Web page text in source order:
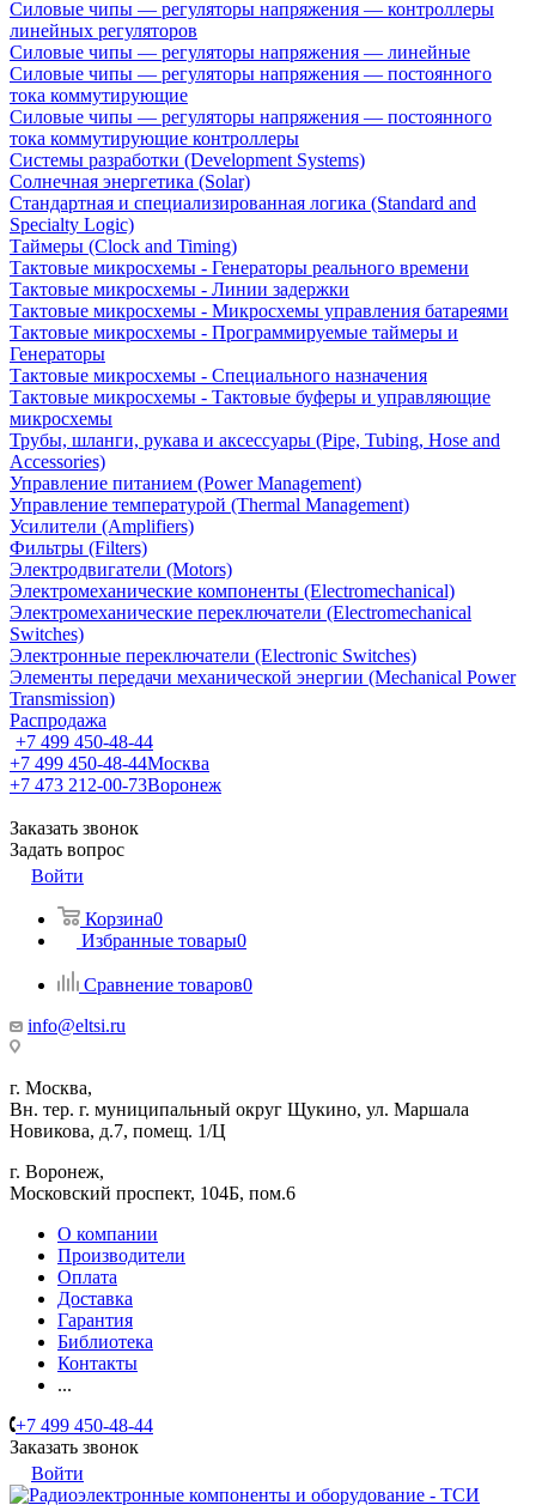
Силовые чипы — регуляторы напряжения — контроллеры
линейных регуляторов
Силовые чипы — регуляторы напряжения — линейные
Силовые чипы — регуляторы напряжения — постоянного
тока коммутирующие
Силовые чипы — регуляторы напряжения — постоянного
тока коммутирующие контроллеры
Системы разработки (Development Systems)
Солнечная энергетика (Solar)
Стандартная и специализированная логика (Standard and
Specialty Logic)
Таймеры (Clock and Timing)
Тактовые микросхемы - Генераторы реального времени
Тактовые микросхемы - Линии задержки
Тактовые микросхемы - Микросхемы управления батареями
Тактовые микросхемы - Программируемые таймеры и
Генераторы
Тактовые микросхемы - Специального назначения
Тактовые микросхемы - Тактовые буферы и управляющие
микросхемы
Трубы, шланги, рукава и аксессуары (Pipe, Tubing, Hose and
Accessories)
Управление питанием (Power Management)
Управление температурой (Thermal Management)
Усилители (Amplifiers)
Фильтры (Filters)
Электродвигатели (Motors)
Электромеханические компоненты (Electromechanical)
Электромеханические переключатели (Electromechanical
Switches)
Электронные переключатели (Electronic Switches)
Элементы передачи механической энергии (Mechanical Power
Transmission)
Распродажа
+7 499 450-48-44
+7 499 450-48-44Москва
+7 473 212-00-73Воронеж
Заказать звонок
Задать вопрос
Войти
Корзина0
Избранные товары0
Сравнение товаров0
info@eltsi.ru
г. Москва,
Вн. тер. г. муниципальный округ Щукино, ул. Маршала
Новикова, д.7, помещ. 1/Ц
г. Воронеж,
​Московский проспект, 104Б, пом.6
О компании
Производители
Оплата
Доставка
Гарантия
Библиотека
Контакты
...
+7 499 450-48-44
Заказать звонок
Войти